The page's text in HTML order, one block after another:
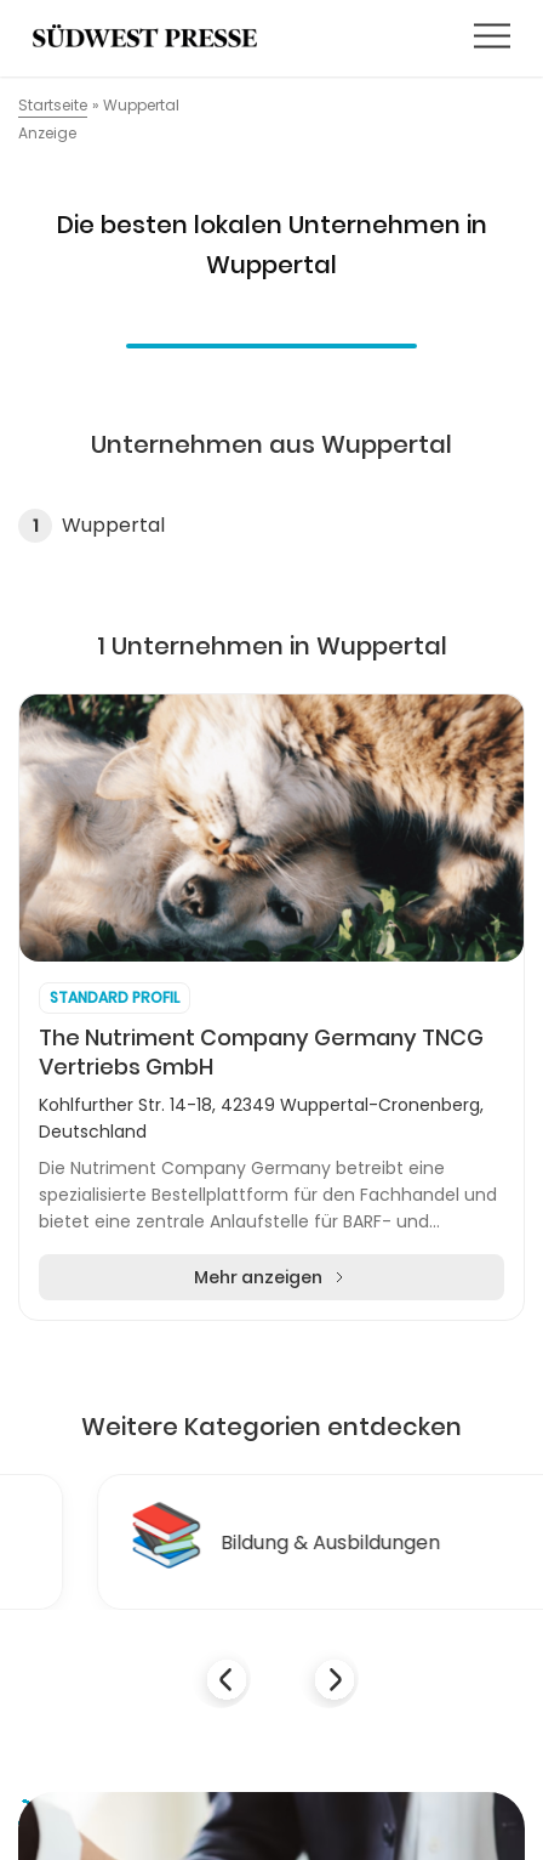
Startseite » Wuppertal
Anzeige
Die besten lokalen Unternehmen in
Wuppertal
Unternehmen aus Wuppertal
1 Wuppertal
1 Unternehmen in Wuppertal
STANDARD PROFIL
The Nutriment Company Germany TNCG
Vertriebs GmbH
Kohlfurther Str. 14-18, 42349 Wuppertal-Cronenberg,
Deutschland
Die Nutriment Company Germany betreibt eine
spezialisierte Bestellplattform für den Fachhandel und
bietet eine zentrale Anlaufstelle für BARF- und
Mehr anzeigen
Weitere Kategorien entdecken
Bildung & Ausbildungen